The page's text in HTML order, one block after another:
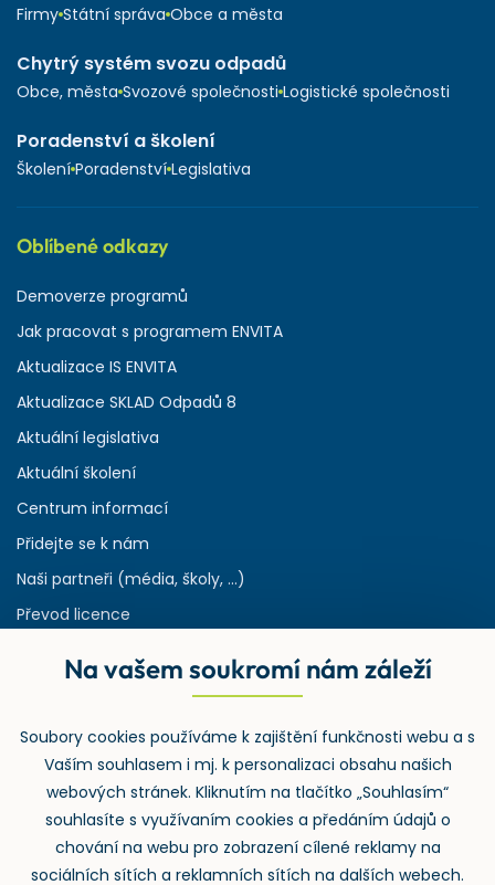
Firmy Státní správa Obce a města
Chytrý systém svozu odpadů
Obce, města Svozové společnosti Logistické společnosti
Poradenství a školení
Školení Poradenství Legislativa
Oblíbené odkazy
Demoverze programů
Jak pracovat s programem ENVITA
Aktualizace IS ENVITA
Aktualizace SKLAD Odpadů 8
Aktuální legislativa
Aktuální školení
Centrum informací
Přidejte se k nám
Naši partneři (média, školy, ...)
Převod licence
Rejstřík používaných zkratek v odpadech
Zpětný odběr
Na vašem soukromí nám záleží
Soubory cookies používáme k zajištění funkčnosti webu a s
Vaším souhlasem i mj. k personalizaci obsahu našich
webových stránek. Kliknutím na tlačítko „Souhlasím“
souhlasíte s využívaním cookies a předáním údajů o
chování na webu pro zobrazení cílené reklamy na
sociálních sítích a reklamních sítích na dalších webech.